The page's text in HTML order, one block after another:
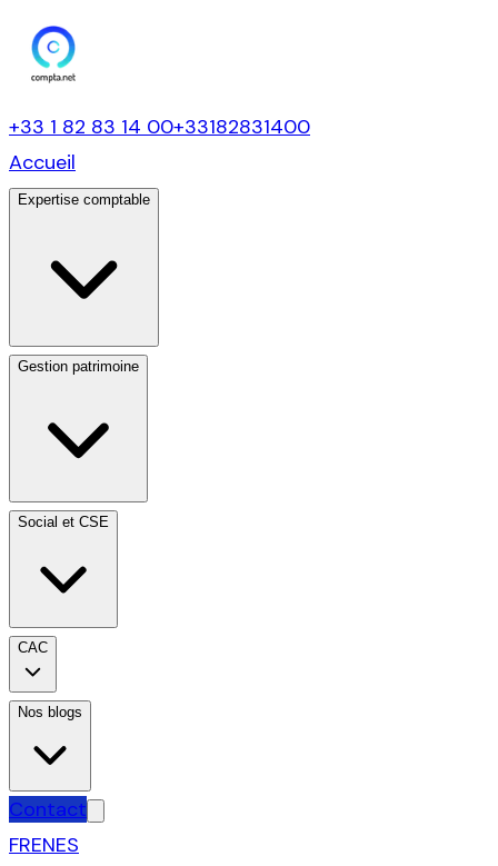
+33 1 82 83 14 00+33182831400
Accueil
Expertise comptable
Gestion patrimoine
Social et CSE
CAC
Nos blogs
Contact
FRENES